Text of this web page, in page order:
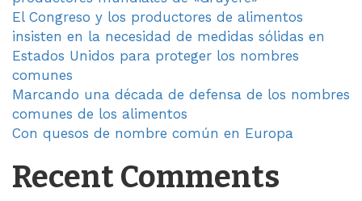
El Congreso y los productores de alimentos
insisten en la necesidad de medidas sólidas en
Estados Unidos para proteger los nombres
comunes
Marcando una década de defensa de los nombres
comunes de los alimentos
Con quesos de nombre común en Europa
Recent Comments